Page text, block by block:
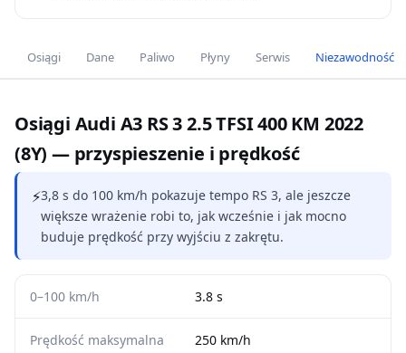
Osiągi Dane Paliwo Płyny Serwis Niezawodność
Osiągi Audi A3 RS 3 2.5 TFSI 400 KM 2022
(8Y) — przyspieszenie i prędkość
⚡3,8 s do 100 km/h pokazuje tempo RS 3, ale jeszcze
większe wrażenie robi to, jak wcześnie i jak mocno
buduje prędkość przy wyjściu z zakrętu.
0–100 km/h 3.8 s
Prędkość maksymalna 250 km/h